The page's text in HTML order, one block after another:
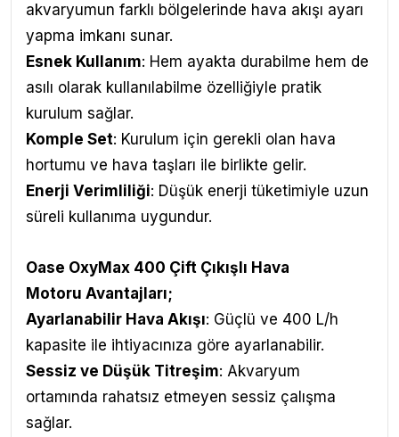
akvaryumun farklı bölgelerinde hava akışı ayarı
yapma imkanı sunar.
Esnek Kullanım: Hem ayakta durabilme hem de
asılı olarak kullanılabilme özelliğiyle pratik
kurulum sağlar.
Komple Set: Kurulum için gerekli olan hava
hortumu ve hava taşları ile birlikte gelir.
Enerji Verimliliği: Düşük enerji tüketimiyle uzun
süreli kullanıma uygundur.
Oase OxyMax 400 Çift Çıkışlı Hava
Motoru Avantajları;
Ayarlanabilir Hava Akışı: Güçlü ve 400 L/h
kapasite ile ihtiyacınıza göre ayarlanabilir.
Sessiz ve Düşük Titreşim: Akvaryum
ortamında rahatsız etmeyen sessiz çalışma
sağlar.